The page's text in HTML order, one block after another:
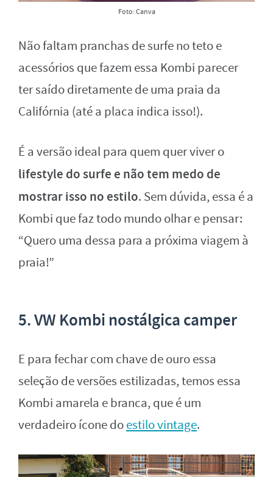
Foto: Canva
Não faltam pranchas de surfe no teto e
acessórios que fazem essa Kombi parecer
ter saído diretamente de uma praia da
Califórnia (até a placa indica isso!).
É a versão ideal para quem quer viver o
lifestyle do surfe e não tem medo de
mostrar isso no estilo. Sem dúvida, essa é a
Kombi que faz todo mundo olhar e pensar:
“Quero uma dessa para a próxima viagem à
praia!”
5. VW Kombi nostálgica camper
E para fechar com chave de ouro essa
seleção de versões estilizadas, temos essa
Kombi amarela e branca, que é um
verdadeiro ícone doestilo vintage.